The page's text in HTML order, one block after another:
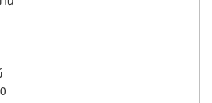
บบบูรณาการ ด้วยการหาแนวทางการป้องกัน
ะเกิดโรคจนนำไปสู่การใช้ชีวิตที่มีสุขภาพดี
งมูลค่าเพิ่มให้กับผู้ที่มาใช้บริการทุกๆ ท่าน อาร์
พื่อสุขภาพที่ดีอย่างครบวงจร (RSU
อาร์ เอส ยู เมดิคอลเซ็นเตอร์